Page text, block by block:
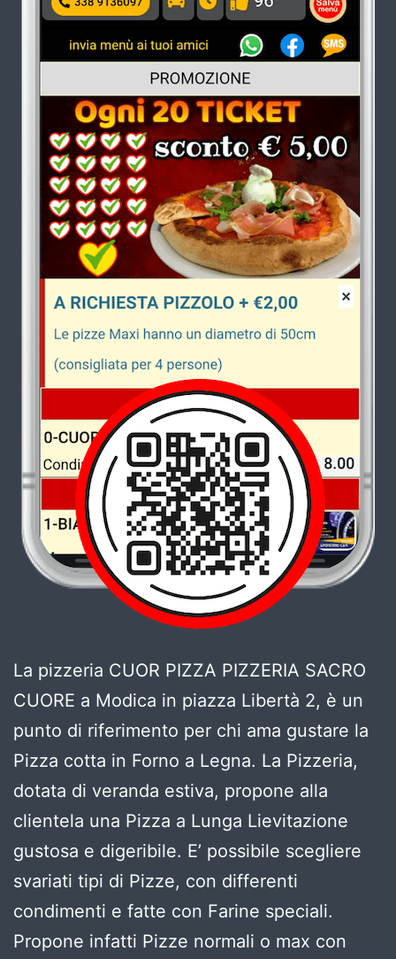
La pizzeria CUOR PIZZA PIZZERIA SACRO
CUORE a Modica in piazza Libertà 2, è un
punto di riferimento per chi ama gustare la
Pizza cotta in Forno a Legna. La Pizzeria,
dotata di veranda estiva, propone alla
clientela una Pizza a Lunga Lievitazione
gustosa e digeribile. E’ possibile scegliere
svariati tipi di Pizze, con differenti
condimenti e fatte con Farine speciali.
Propone infatti Pizze normali o max con